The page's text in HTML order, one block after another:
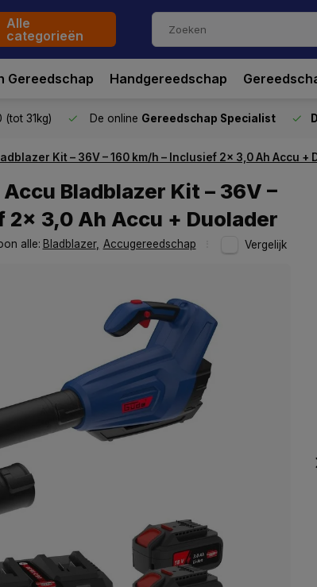
Alle
categorieën
Gereedschap Handgereedschap
31kg) De online Gereedschap Specialist
Kit – 36V – 160 km/h – Inclusief 2x 3,0 Ah Accu +
Bladblazer Kit – 36V –
2x 3,0 Ah Accu + Duolader
alle: Bladblazer, Accugereedschap Vergelijk